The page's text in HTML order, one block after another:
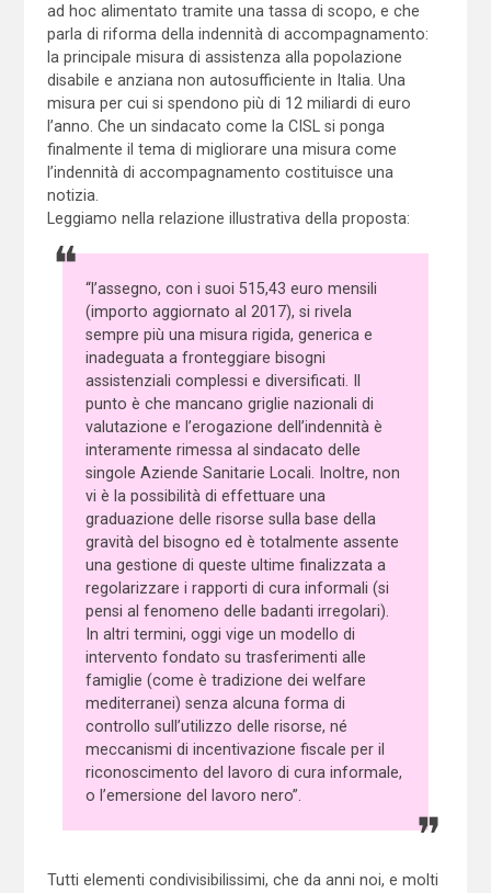
ad hoc alimentato tramite una tassa di scopo, e che
parla di riforma della indennità di accompagnamento:
la principale misura di assistenza alla popolazione
disabile e anziana non autosufficiente in Italia. Una
misura per cui si spendono più di 12 miliardi di euro
l’anno. Che un sindacato come la CISL si ponga
finalmente il tema di migliorare una misura come
l’indennità di accompagnamento costituisce una
notizia.
Leggiamo nella relazione illustrativa della proposta:
“l’assegno, con i suoi 515,43 euro mensili
(importo aggiornato al 2017), si rivela
sempre più una misura rigida, generica e
inadeguata a fronteggiare bisogni
assistenziali complessi e diversificati. Il
punto è che mancano griglie nazionali di
valutazione e l’erogazione dell’indennità è
interamente rimessa al sindacato delle
singole Aziende Sanitarie Locali. Inoltre, non
vi è la possibilità di effettuare una
graduazione delle risorse sulla base della
gravità del bisogno ed è totalmente assente
una gestione di queste ultime finalizzata a
regolarizzare i rapporti di cura informali (si
pensi al fenomeno delle badanti irregolari).
In altri termini, oggi vige un modello di
intervento fondato su trasferimenti alle
famiglie (come è tradizione dei welfare
mediterranei) senza alcuna forma di
controllo sull’utilizzo delle risorse, né
meccanismi di incentivazione fiscale per il
riconoscimento del lavoro di cura informale,
o l’emersione del lavoro nero”.
Tutti elementi condivisibilissimi, che da anni noi, e molti